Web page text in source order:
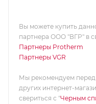
Вы можете купить
партнера ООО "ВГР" в
Партнеры Protherm
Партнеры VGR
Мы рекомендуем
других интернет-
свериться с "Черным